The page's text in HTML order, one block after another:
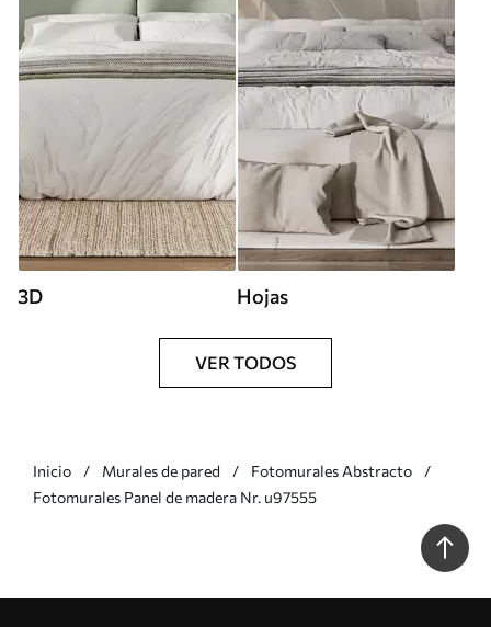
3D Hojas
VER TODOS
Inicio Murales de pared
Fotomurales Abstracto
Fotomurales Panel de madera Nr. u97555